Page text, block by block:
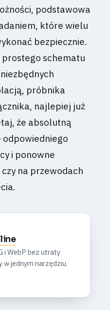
podstawowa
które wielu
bezpiecznie.
schematu
próbnika
najlepiej już
że absolutną
odpowiedniego
i ponowne
na przewodach
i WebP bez utraty
jednym narzędziu.